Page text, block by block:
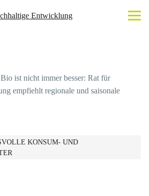
Bio ist nicht immer besser: Rat für
empfiehlt regionale und saisonale
KONSUM- UND